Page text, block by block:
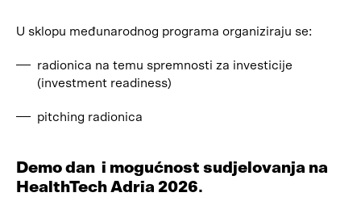
U sklopu međunarodnog programa organiziraju se:
radionica na temu spremnosti za investicije
(investment readiness)
pitching radionica
Demo dan i mogućnost sudjelovanja na
HealthTech Adria 2026.